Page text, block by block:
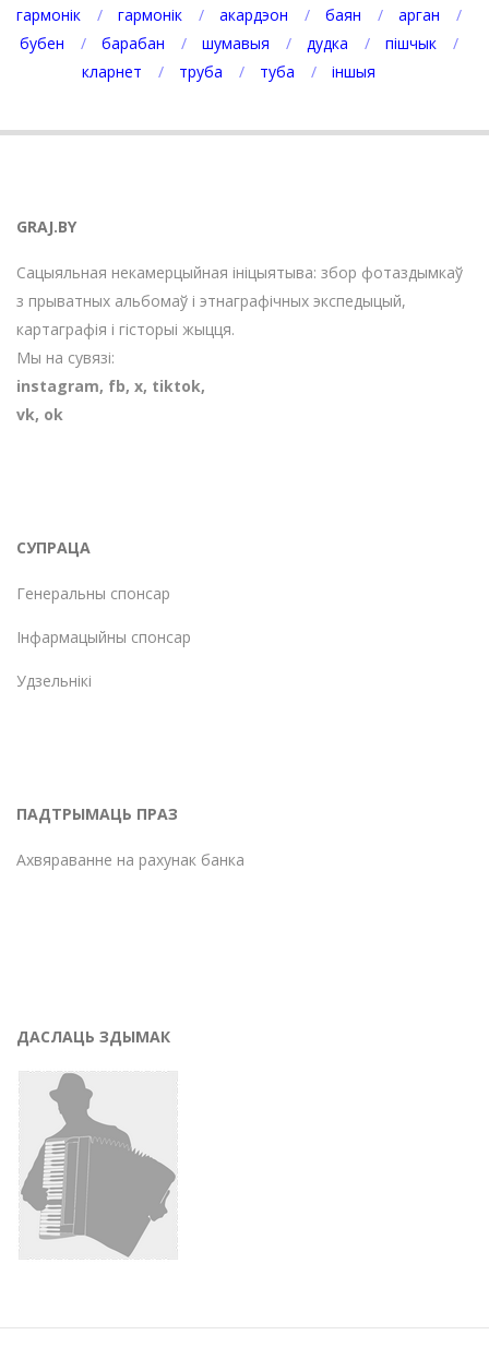
гармонік
гармонік акардэон баян
арган
бубен
барабан шумавыя дудка
пішчык
кларнет
труба туба іншыя
GRAJ.BY
Сацыяльная некамерцыйная ініцыятыва: збор фотаздымкаў
з прыватных альбомаў і этнаграфічных экспедыцый,
картаграфія і гісторыі жыцця.
Мы на сувязі:
instagram, fb, х, tiktok,
vk, ok
СУПРАЦА
Генеральны спонсар
Інфармацыйны спонсар
Удзельнікі
ПАДТРЫМАЦЬ ПРАЗ
Ахвяраванне на рахунак банка
ДАСЛАЦЬ ЗДЫМАК